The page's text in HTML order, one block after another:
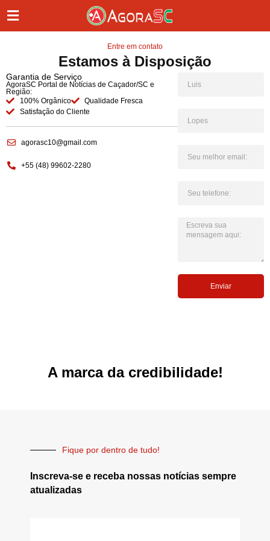
Entre em contato
Estamos à Disposição
Garantia de Serviço
AgoraSC Portal de Notícias de Caçador/SC e
Região:
100% Orgânico
Qualidade Fresca
Satisfação do Cliente
agorasc10@gmail.com
+55 (48) 99602-2280
Enviar
A marca da credibilidade!
Fique por dentro de tudo!
Inscreva-se e receba nossas notícias sempre
atualizadas